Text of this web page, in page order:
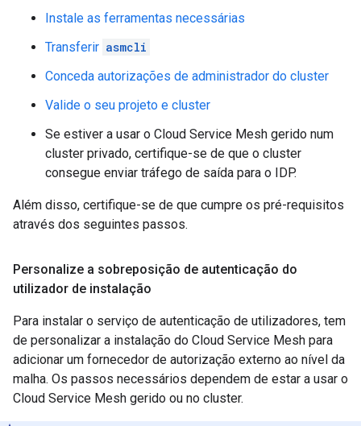
Instale as ferramentas necessárias
Transferir asmcli
Conceda autorizações de administrador do cluster
Valide o seu projeto e cluster
Se estiver a usar o Cloud Service Mesh gerido num
cluster privado, certifique-se de que o cluster
consegue enviar tráfego de saída para o IDP.
Além disso, certifique-se de que cumpre os pré-requisitos
através dos seguintes passos.
Personalize a sobreposição de autenticação do
utilizador de instalação
Para instalar o serviço de autenticação de utilizadores, tem
de personalizar a instalação do Cloud Service Mesh para
adicionar um fornecedor de autorização externo ao nível da
malha. Os passos necessários dependem de estar a usar o
Cloud Service Mesh gerido ou no cluster.